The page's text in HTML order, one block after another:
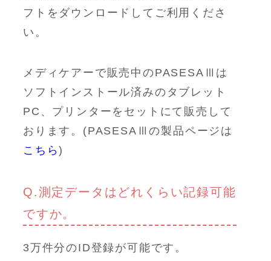
フトをダウンロードしてご利用くださ
い。
メディケアーで販売中のPASESAⅢは
ソフトインストール済みのタブレット
PC、プリンターをセットにて販売して
おります。(PASESAⅢの製品ページは
こちら)
Q.測定データはどれくらい記録可能
ですか。
3万件分のID登録が可能です。